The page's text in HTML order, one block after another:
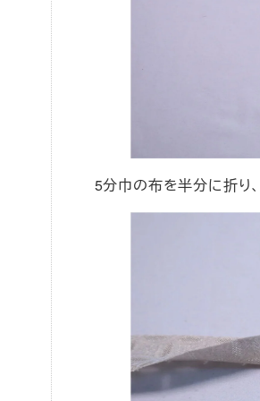
5分巾の布を半分に折り